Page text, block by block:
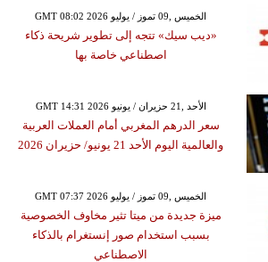
GMT 08:02 2026 الخميس ,09 تموز / يوليو
«ديب سيك» تتجه إلى تطوير شريحة ذكاء
اصطناعي خاصة بها
GMT 14:31 2026 الأحد ,21 حزيران / يونيو
سعر الدرهم المغربي أمام العملات العربية
والعالمية اليوم الأحد 21 يونيو/ حزيران 2026
GMT 07:37 2026 الخميس ,09 تموز / يوليو
ميزة جديدة من ميتا تثير مخاوف الخصوصية
بسبب استخدام صور إنستغرام بالذكاء
الاصطناعي